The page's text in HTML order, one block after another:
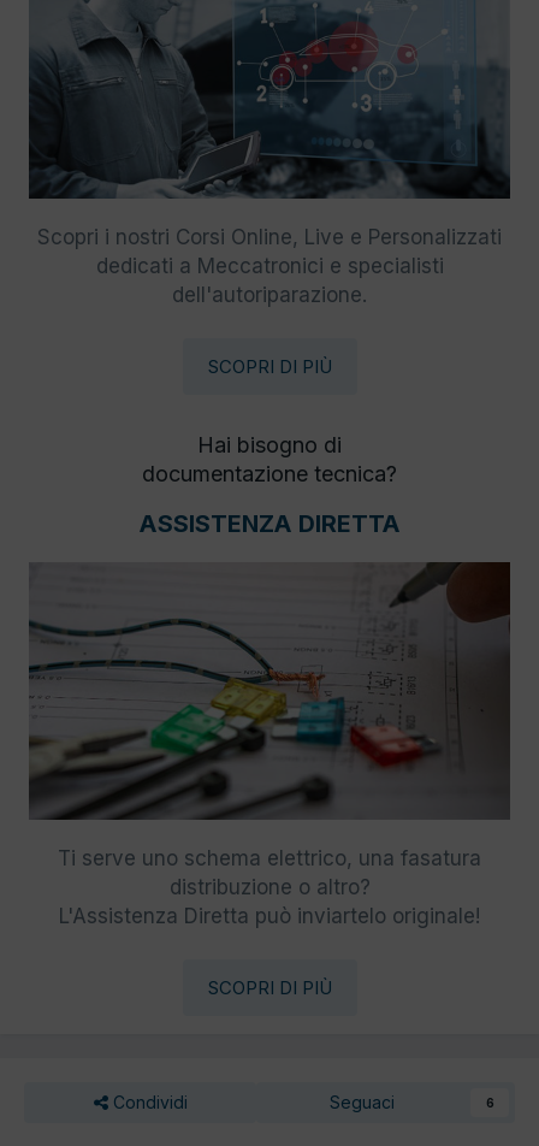
Scopri i nostri Corsi Online, Live e Personalizzati
dedicati a Meccatronici e specialisti
dell'autoriparazione.
SCOPRI DI PIÙ
Hai bisogno di
documentazione tecnica?
ASSISTENZA DIRETTA
Ti serve uno schema elettrico, una fasatura
distribuzione o altro?
L'Assistenza Diretta può inviartelo originale!
SCOPRI DI PIÙ
Condividi Seguaci 6